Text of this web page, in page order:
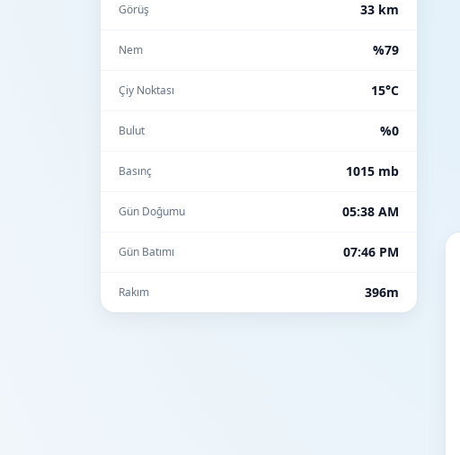
Görüş 33 km
Nem %79
Çiy Noktası 15°C
Bulut %0
Basınç 1015 mb
Gün Doğumu 05:38 AM
Gün Batımı 07:46 PM
Rakım 396m